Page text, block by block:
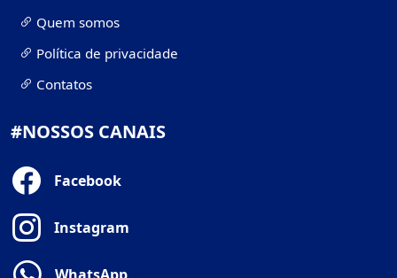
Quem somos
Política de privacidade
Contatos
#NOSSOS CANAIS
Facebook
Instagram